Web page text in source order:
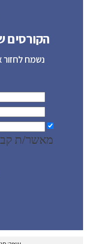
הקורסים
נשמח
מאשר/ת